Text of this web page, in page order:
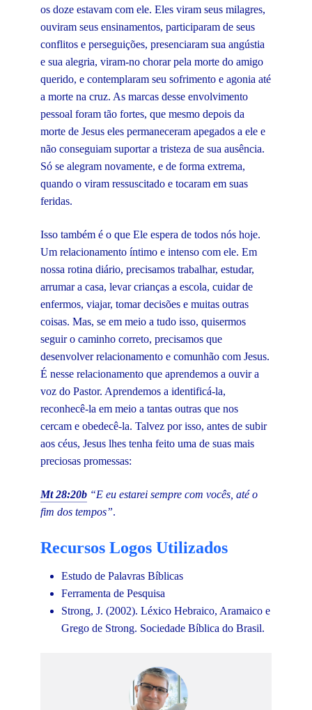
os doze estavam com ele. Eles viram seus milagres,
ouviram seus ensinamentos, participaram de seus
conflitos e perseguições, presenciaram sua angústia
e sua alegria, viram-no chorar pela morte do amigo
querido, e contemplaram seu sofrimento e agonia até
a morte na cruz. As marcas desse envolvimento
pessoal foram tão fortes, que mesmo depois da
morte de Jesus eles permaneceram apegados a ele e
não conseguiam suportar a tristeza de sua ausência.
Só se alegram novamente, e de forma extrema,
quando o viram ressuscitado e tocaram em suas
feridas.
Isso também é o que Ele espera de todos nós hoje.
Um relacionamento íntimo e intenso com ele. Em
nossa rotina diário, precisamos trabalhar, estudar,
arrumar a casa, levar crianças a escola, cuidar de
enfermos, viajar, tomar decisões e muitas outras
coisas. Mas, se em meio a tudo isso, quisermos
seguir o caminho correto, precisamos que
desenvolver relacionamento e comunhão com Jesus.
É nesse relacionamento que aprendemos a ouvir a
voz do Pastor. Aprendemos a identificá-la,
reconhecê-la em meio a tantas outras que nos
cercam e obedecê-la. Talvez por isso, antes de subir
aos céus, Jesus lhes tenha feito uma de suas mais
preciosas promessas:
Mt 28:20b “E eu estarei sempre com vocês, até o
fim dos tempos”.
Recursos Logos Utilizados
Estudo de Palavras Bíblicas
Ferramenta de Pesquisa
Strong, J. (2002). Léxico Hebraico, Aramaico e
Grego de Strong. Sociedade Bíblica do Brasil.